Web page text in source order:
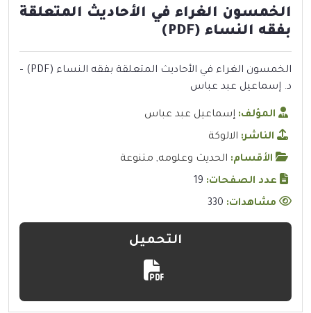
الخمسون الغراء في الأحاديث المتعلقة
بفقه النساء (PDF)
الخمسون الغراء في الأحاديث المتعلقة بفقه النساء (PDF) –
د. إسماعيل عبد عباس
المؤلف: إسماعيل عبد عباس
الناشر: الالوكة
الأقسام: الحديث وعلومه, متنوعة
عدد الصفحات: 19
مشاهدات:
التحميل